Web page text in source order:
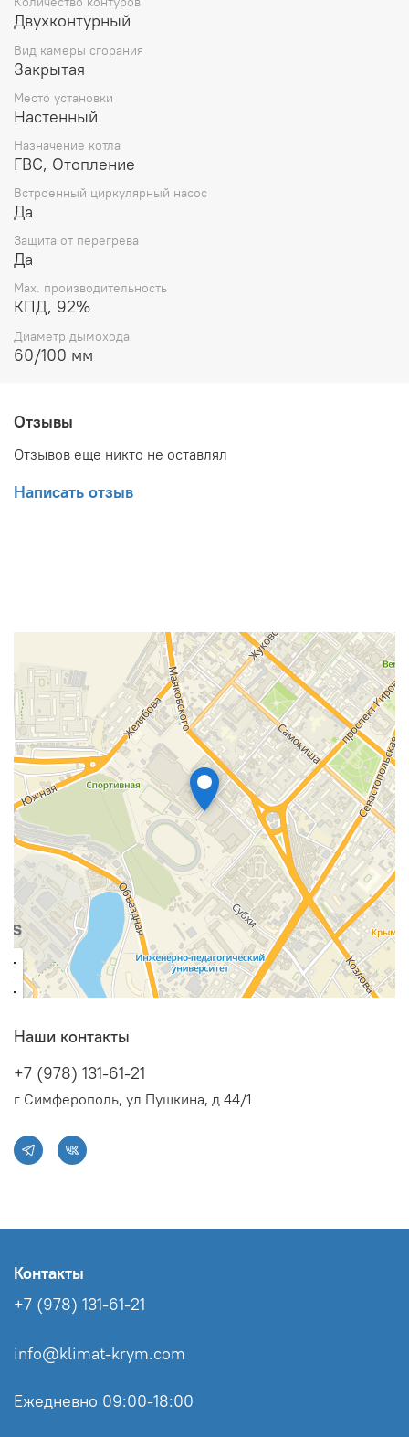
Двухконтурный
Вид камеры сгорания
Закрытая
Место установки
Настенный
Назначение котла
ГВС, Отопление
Встроенный циркулярный насос
Да
Защита от перегрева
Да
Max. производительность
КПД, 92%
Диаметр дымохода
60/100 мм
Отзывы
Отзывов еще никто не оставлял
Написать отзыв
Наши контакты
+7 (978) 131-61-21
г Симферополь, ул Пушкина, д 44/1
Контакты
+7 (978) 131-61-21
info@klimat-krym.com
Ежедневно 09:00-18:00